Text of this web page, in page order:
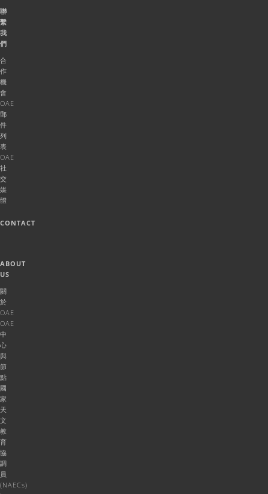
聯
繫
我
們
合
作
機
會
OAE
郵
件
列
表
OAE
社
交
媒
體
CONTACT
ABOUT
US
關
於
OAE
OAE
中
心
與
節
點
國
家
天
文
教
育
協
調
員
(NAECs)